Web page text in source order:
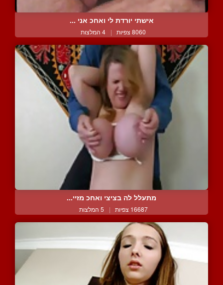
אישתי יורדת לי ואחכ אני ...
8060 צפיות | 4 המלצות
מתעלל לה בציצי ואחכ מזיי...
16687 צפיות | 5 המלצות